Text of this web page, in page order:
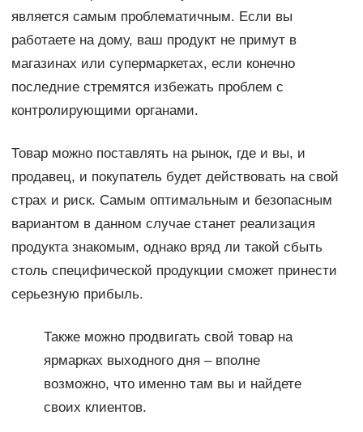
является самым проблематичным. Если вы
работаете на дому, ваш продукт не примут в
магазинах или супермаркетах, если конечно
последние стремятся избежать проблем с
контролирующими органами.
Товар можно поставлять на рынок, где и вы, и
продавец, и покупатель будет действовать на свой
страх и риск. Самым оптимальным и безопасным
вариантом в данном случае станет реализация
продукта знакомым, однако вряд ли такой сбыть
столь специфической продукции сможет принести
серьезную прибыль.
Также можно продвигать свой товар на
ярмарках выходного дня – вполне
возможно, что именно там вы и найдете
своих клиентов.